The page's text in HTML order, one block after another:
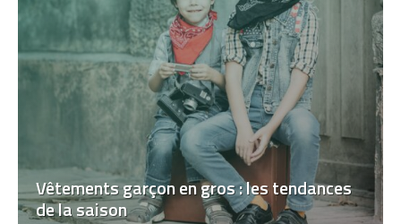
Vêtements garçon en gros : les tendances
de la saison